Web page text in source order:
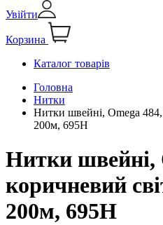
Увійти
Корзина
Каталог товарів
Головна
Нитки
Нитки швейні, Omega
200м, 695Н
Нитки швейні,
коричневий
200м, 695Н